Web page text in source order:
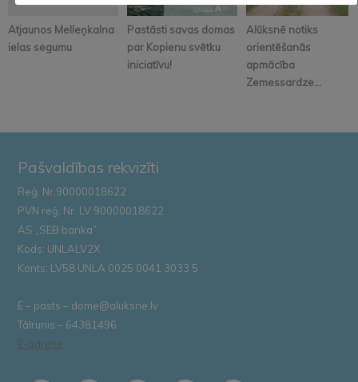
Atjaunos Melleņkalna
ielas segumu
Pastāsti savas domas
par Kopienu svētku
iniciatīvu!
Alūksnē notiks
orientēšanās
apmācība
Zemessardze...
Pašvaldības rekvizīti
Reģ. Nr.90000018622
PVN reģ. Nr. LV 90000018622
AS „SEB banka”
Kods: UNLALV2X
Konts: LV58 UNLA 0025 0041 3033 5
E – pasts – dome@aluksne.lv
Tālrunis – 64381496
E-adrese